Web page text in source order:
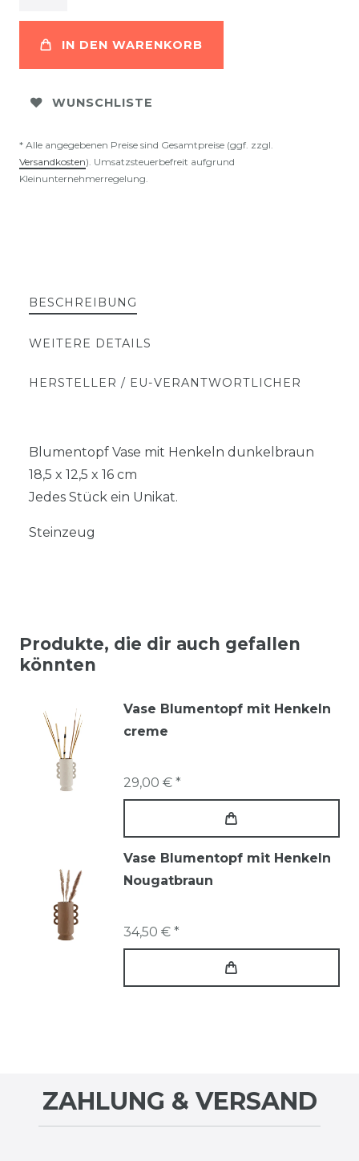
IN DEN WARENKORB
WUNSCHLISTE
* Alle angegebenen Preise sind Gesamtpreise (ggf. zzgl.
Versandkosten). Umsatzsteuerbefreit aufgrund
Kleinunternehmerregelung.
BESCHREIBUNG
WEITERE DETAILS
HERSTELLER / EU-VERANTWORTLICHER
Blumentopf Vase mit Henkeln dunkelbraun
18,5 x 12,5 x 16 cm
Jedes Stück ein Unikat.
Steinzeug
Produkte, die dir auch gefallen
könnten
Vase Blumentopf mit Henkeln
creme
29,00 € *
Vase Blumentopf mit Henkeln
Nougatbraun
34,50 € *
ZAHLUNG & VERSAND